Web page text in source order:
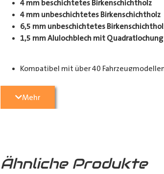
4 mm beschichtetes Birkenschichtholz
4 mm unbeschichtetes Birkenschichtholz
6,5 mm unbeschichtetes
1,5 mm Alulochblech mit Quadratlochung
Kompatibel mit über 40
Perfekt geeignet für Handwerker, Kurier- und
Schutz für Ihren Laderaum, wodurch Ihr
Mehr
Ähnliche Produkte